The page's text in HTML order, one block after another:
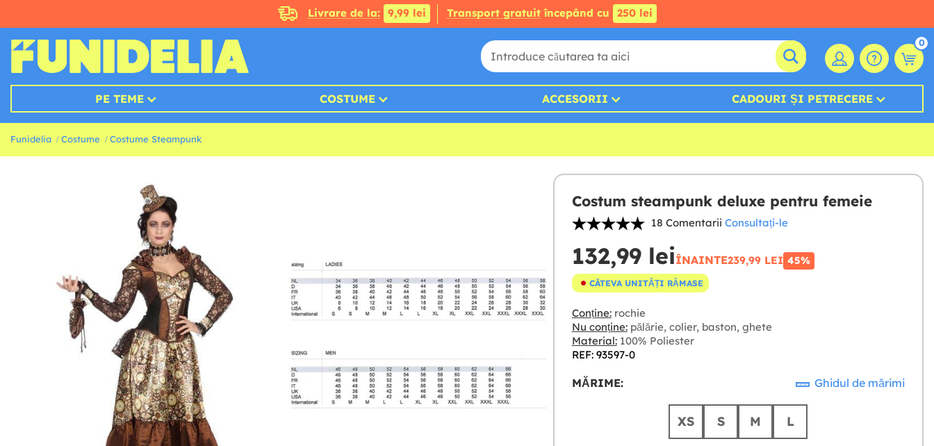
Livrare de la: 9,99 lei Transport gratuitîncepând cu 250 lei
0
PE TEME COSTUME ACCESORII CADOURI ȘI PETRECERE
Funidelia Costume Costume Steampunk
Costum steampunk deluxe pentru femeie
18 Comentarii Consultați-le
132,99 leiÎNAINTE239,99 LEI 45%
CÂTEVA UNITĂȚI RĂMASE
Conține:rochie
Nu conține:pălărie, colier, baston, ghete
Material:100% Poliester
REF: 93597-0
MĂRIME: Ghidul de mărimi
XS S M L